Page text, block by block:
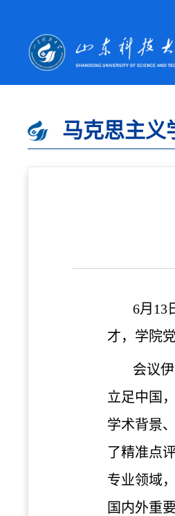
马克思主义
6月13
才， 学院
会议
立足中国
学术背景
了精准点
专业领域
国内外重